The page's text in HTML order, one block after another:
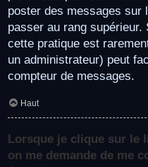
poster des messages sur
passer au rang
cette pratique est
un administrateur) peut
compteur de messages.
Haut
Lorsque je clique sur le
on me demande de me